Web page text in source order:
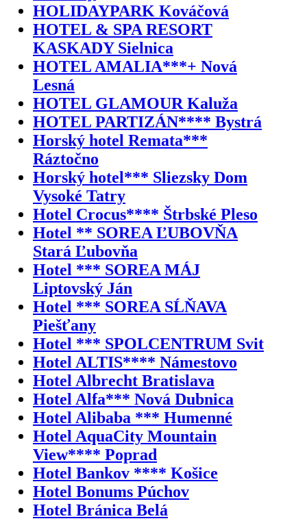
HOLIDAYPARK Kováčová
HOTEL & SPA RESORT
KASKADY Sielnica
HOTEL AMALIA***+ Nová
Lesná
HOTEL GLAMOUR Kaluža
HOTEL PARTIZÁN**** Bystrá
Horský hotel Remata***
Ráztočno
Horský hotel*** Sliezsky Dom
Vysoké Tatry
Hotel Crocus**** Štrbské Pleso
Hotel ** SOREA ĽUBOVŇA
Stará Ľubovňa
Hotel *** SOREA MÁJ
Liptovský Ján
Hotel *** SOREA SĹŇAVA
Piešťany
Hotel *** SPOLCENTRUM Svit
Hotel ALTIS**** Námestovo
Hotel Albrecht Bratislava
Hotel Alfa*** Nová Dubnica
Hotel Alibaba *** Humenné
Hotel AquaCity Mountain
View**** Poprad
Hotel Bankov **** Košice
Hotel Bonums Púchov
Hotel Bránica Belá